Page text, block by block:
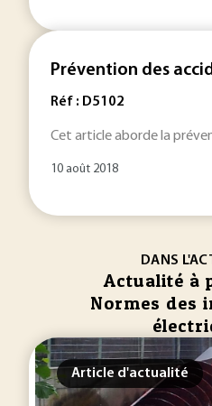
Prévention des
Réf : D5102
Cet article aborde la
10 août 2018
DANS
Actualité à
Normes des
Article d'actualité